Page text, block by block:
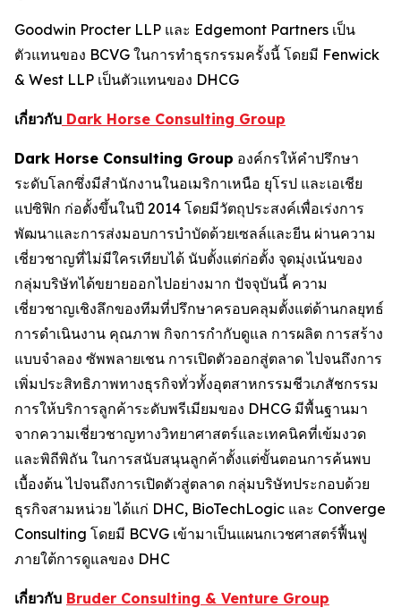
Goodwin Procter LLP และ Edgemont Partners เป็น
ตัวแทนของ BCVG ในการทำธุรกรรมครั้งนี้ โดยมี Fenwick
& West LLP เป็นตัวแทนของ DHCG
เกี่ยวกับ Dark Horse Consulting Group
Dark Horse Consulting Group องค์กรให้คำปรึกษา
ระดับโลกซึ่งมีสำนักงานในอเมริกาเหนือ ยุโรป และเอเชีย
แปซิฟิก ก่อตั้งขึ้นในปี 2014 โดยมีวัตถุประสงค์เพื่อเร่งการ
พัฒนาและการส่งมอบการบำบัดด้วยเซลล์และยีน ผ่านความ
เชี่ยวชาญที่ไม่มีใครเทียบได้ นับตั้งแต่ก่อตั้ง จุดมุ่งเน้นของ
กลุ่มบริษัทได้ขยายออกไปอย่างมาก ปัจจุบันนี้ ความ
เชี่ยวชาญเชิงลึกของทีมที่ปรึกษาครอบคลุมตั้งแต่ด้านกลยุทธ์
การดำเนินงาน คุณภาพ กิจการกำกับดูแล การผลิต การสร้าง
แบบจำลอง ซัพพลายเชน การเปิดตัวออกสู่ตลาด ไปจนถึงการ
เพิ่มประสิทธิภาพทางธุรกิจทั่วทั้งอุตสาหกรรมชีวเภสัชกรรม
การให้บริการลูกค้าระดับพรีเมียมของ DHCG มีพื้นฐานมา
จากความเชี่ยวชาญทางวิทยาศาสตร์และเทคนิคที่เข้มงวด
และพิถีพิถัน ในการสนับสนุนลูกค้าตั้งแต่ขั้นตอนการค้นพบ
เบื้องต้น ไปจนถึงการเปิดตัวสู่ตลาด กลุ่มบริษัทประกอบด้วย
ธุรกิจสามหน่วย ได้แก่ DHC, BioTechLogic และ Converge
Consulting โดยมี BCVG เข้ามาเป็นแผนกเวชศาสตร์ฟื้นฟู
ภายใต้การดูแลของ DHC
เกี่ยวกับ Bruder Consulting & Venture Group